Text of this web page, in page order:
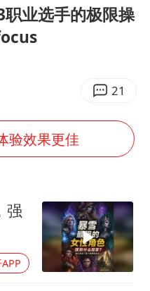
27岁女子成组织卖淫集团主犯被通缉
80后女柜员逆袭成4200亿银行副行长
村民谈“梅姨”：叫的其实是“媒姨”
东方甄选被判赔偿江小白30万元
局 实干挑大梁
业选手的极限操
21
验效果更佳
强